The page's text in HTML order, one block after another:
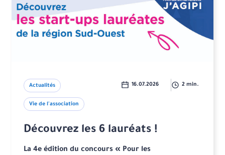
Actualités
Vie de l'association
16.07.2026 2 min.
Découvrez les 6 lauréats !
La 4e édition du concours « Pour les